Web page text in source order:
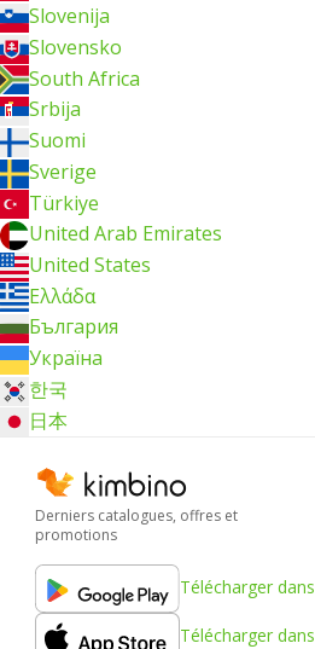
Slovenija
Slovensko
South Africa
Srbija
Suomi
Sverige
Türkiye
United Arab Emirates
United States
Ελλάδα
България
Україна
한국
日本
Derniers catalogues, offres et
promotions
Télécharger dans
Télécharger dans